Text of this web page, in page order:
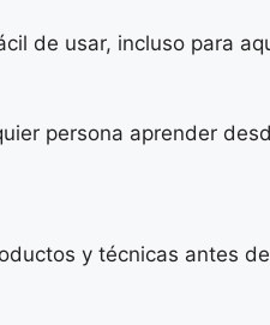
de usar, incluso para
persona aprender
y técnicas antes